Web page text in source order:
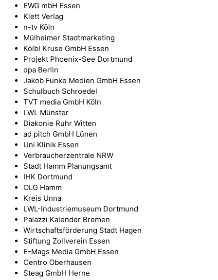
EWG mbH Essen
Klett Verlag
n-tv Köln
Mülheimer Stadtmarketing
Kölbl Kruse GmbH Essen
Projekt Phoenix-See Dortmund
dpa Berlin
Jakob Funke Medien GmbH Essen
Schulbuch Schroedel
TVT media GmbH Köln
LWL Münster
Diakonie Ruhr Witten
ad pitch GmbH Lünen
Uni Klinik Essen
Verbraucherzentrale NRW
Stadt Hamm Planungsamt
IHK Dortmund
OLG Hamm
Kreis Unna
LWL-Industriemuseum Dortmund
Palazzi Kalender Bremen
Wirtschaftsförderung Stadt Hagen
Stiftung Zollverein Essen
E-Mags Media GmbH Essen
Centro Oberhausen
Steag GmbH Herne